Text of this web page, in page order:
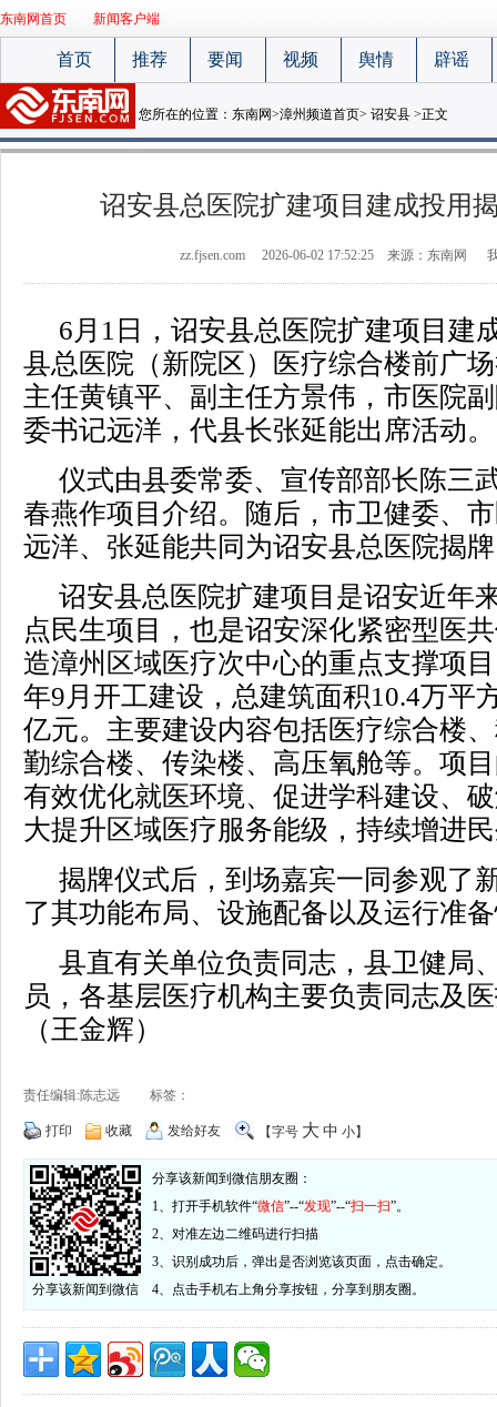
东南网首页 新闻客户端
首页 推荐 要闻 视频 舆情 辟谣
您所在的位置： 东南网>漳州频道首页> 诏安县 >正文
诏安县总医院扩建项目建成投用
zz.fjsen.com 2026-06-02 17:52:25 来源：东南网
6月1日，诏安县总医院扩建项目建
县总医院（新院区）医疗综合楼前广
主任黄镇平、副主任方景伟，市医院
委书记远洋，代县长张延能出席活动。
仪式由县委常委、宣传部部长陈三
春燕作项目介绍。随后，市卫健委、
远洋、张延能共同为诏安县总医院揭
诏安县总医院扩建项目是诏安近年
点民生项目，也是诏安深化紧密型医
造漳州区域医疗次中心的重点支撑项
年9月开工建设，总建筑面积10.4万平
亿元。主要建设内容包括医疗综合楼
勤综合楼、传染楼、高压氧舱等。项
有效优化就医环境、促进学科建设、
大提升区域医疗服务能级，持续增进
揭牌仪式后，到场嘉宾一同参观了
了其功能布局、设施配备以及运行准
县直有关单位负责同志，县卫健局
员，各基层医疗机构主要负责同志及
（王金辉）
责任编辑:陈志远 标签：
打印 收藏 发给好友 【字号 大 中 小】
分享该新闻到微信
分享该新闻到微信朋友圈：
1、打开手机软件“微信”--“发现”--“扫一扫”。
2、对准左边二维码进行扫描
3、识别成功后，弹出是否浏览该页面，点击确定。
4、点击手机右上角分享按钮，分享到朋友圈。